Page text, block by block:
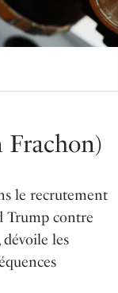
Frachon)
le recrutement
Trump contre
dévoile les